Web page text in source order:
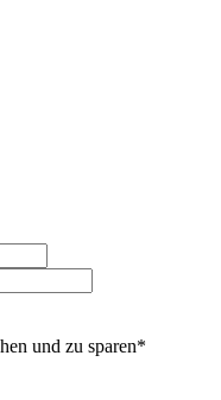
und zu sparen*